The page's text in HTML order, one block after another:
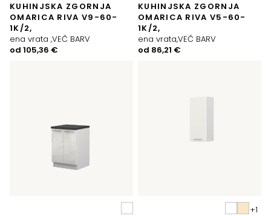
KUHINJSKA ZGORNJA
OMARICA RIVA V9-60-
1K/2,
ena vrata ,VEČ BARV
od 105,36 €
KUHINJSKA ZGORNJA
OMARICA RIVA V5-60-
1K/2,
ena vrata,VEČ BARV
od 86,21 €